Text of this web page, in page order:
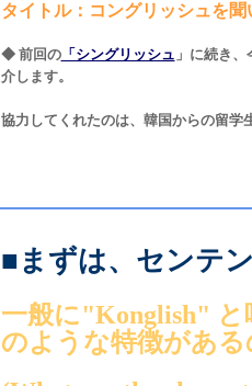
タイトル：コングリッシュを聞
◆ 前回の「シングリッシュ 」に続き
介します。
協力してくれたのは、韓国からの留学
■ まずは、センテ
一般に"Konglish" と
のような特徴があ